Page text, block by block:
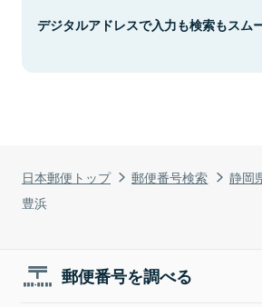
日本郵便トップ 郵便番号検索 静岡
豊浜
デジタルアドレスで入力も検索もスム
郵便番号を調べる